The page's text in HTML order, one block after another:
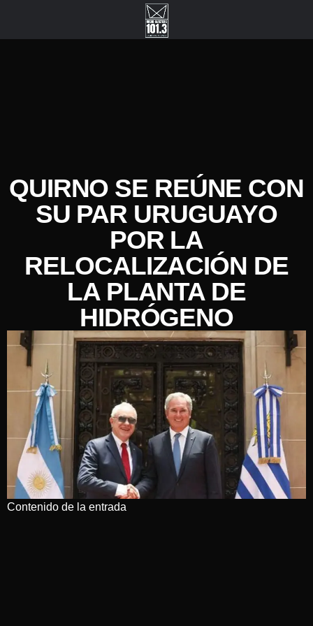
QUIRNO SE REÚNE CON
SU PAR URUGUAYO
POR LA
RELOCALIZACIÓN DE
LA PLANTA DE
HIDRÓGENO
Contenido de la entrada